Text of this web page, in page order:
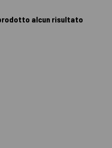
alcun risultato